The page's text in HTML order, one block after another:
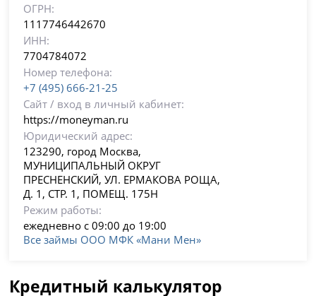
ОГРН:
1117746442670
ИНН:
7704784072
Номер телефона:
+7 (495) 666-21-25
Сайт / вход в личный кабинет:
https://moneyman.ru
Юридический адрес:
123290, город Москва,
МУНИЦИПАЛЬНЫЙ ОКРУГ
ПРЕСНЕНСКИЙ, УЛ. ЕРМАКОВА РОЩА,
Д. 1, СТР. 1, ПОМЕЩ. 175Н
Режим работы:
ежедневно с 09:00 до 19:00
Все займы ООО МФК «Мани Мен»
Кредитный калькулятор